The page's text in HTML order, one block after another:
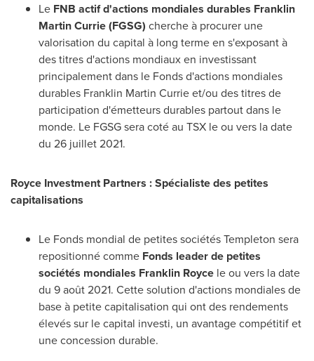
Le FNB actif d'actions mondiales durables Franklin
Martin Currie(FGSG) cherche à procurer une
valorisation du capital à long terme en s'exposant à
des titres d'actions mondiaux en investissant
principalement dans le Fonds d'actions mondiales
durables Franklin Martin Currieet/ou des titres de
participation d'émetteurs durables partout dans le
monde. Le FGSG sera coté au TSX le ou vers la date
du 26 juillet 2021.
Royce Investment Partners : Spécialiste des petites
capitalisations
Le Fonds mondial de petites sociétés Templeton sera
repositionné comme Fonds leader de petites
sociétés mondiales Franklin Royce le ou vers la date
du 9 août 2021. Cette solution d'actions mondiales de
base à petite capitalisation qui ont des rendements
élevés sur le capital investi, un avantage compétitif et
une concession durable.